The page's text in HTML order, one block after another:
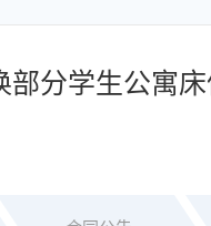
分学生公寓